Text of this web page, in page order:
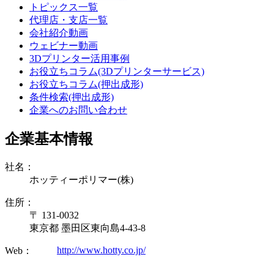
トピックス一覧
代理店・支店一覧
会社紹介動画
ウェビナー動画
3Dプリンター活用事例
お役立ちコラム(3Dプリンターサービス)
お役立ちコラム(押出成形)
条件検索(押出成形)
企業へのお問い合わせ
企業基本情報
社名：
ホッティーポリマー(株)
住所：
〒 131-0032
東京都 墨田区東向島4-43-8
Web： http://www.hotty.co.jp/